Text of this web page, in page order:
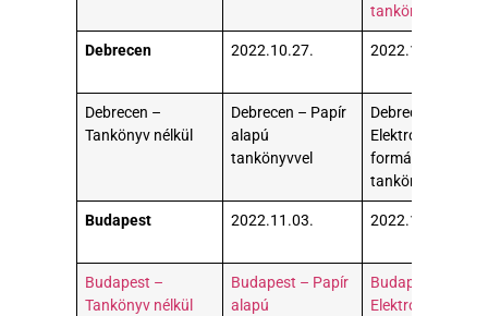
tankönyvvel
Debrecen 2022.10.27. 2022.10.28.
Debrecen –
Tankönyv nélkül
Debrecen – Papír
alapú
tankönyvvel
Debrecen –
Elektronikus (pdf
formátumú)
tankönyvvel
Budapest 2022.11.03. 2022.11.04.
Budapest –
Tankönyv nélkül
Budapest – Papír
alapú
Budapest –
Elektronikus (pdf